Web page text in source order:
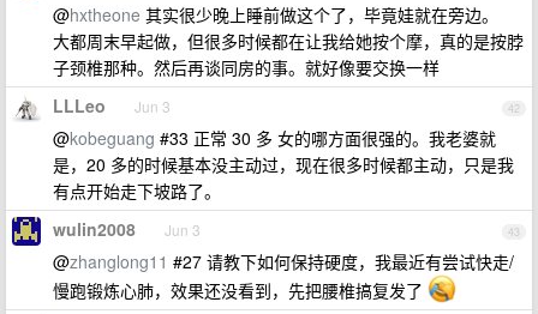
@hxtheone 其实很少晚上睡前做这个了，毕竟娃就在旁边。
大都周末早起做，但很多时候都在让我给她按个摩，真的是按脖
子颈椎那种。然后再谈同房的事。就好像要交换一样
42
LLLeo Jun 3
@kobeguang #33 正常 30 多 女的哪方面很强的。我老婆就
是，20 多的时候基本没主动过，现在很多时候都主动，只是我
有点开始走下坡路了。
43
wulin2008 Jun 3
@zhanglong11 #27 请教下如何保持硬度，我最近有尝试快走/
慢跑锻炼心肺，效果还没看到，先把腰椎搞复发了